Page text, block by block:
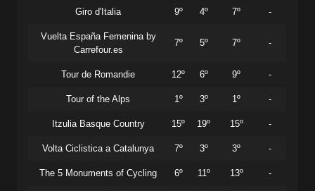
Giro d'Italia 9º 4º 7º -
Vuelta España Femenina by
Carrefour.es
7º 5º 7º -
Tour de Romandie 12º 6º 9º -
Tour of the Alps 1º 3º 1º -
Itzulia Basque Country 15º 19º 15º -
Volta Ciclistica a Catalunya 7º 3º 3º -
The 5 Monuments of Cycling 6º 11º 13º -